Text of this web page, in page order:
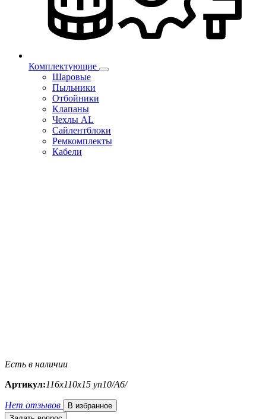
Комплектующие
Шаровые
Пыльники
Отбойники
Клапаны
Чехлы AL
Сайлентблоки
Ремкомплекты
Кабели
Есть в наличии
Артикул:116х110х15 уп10/A6/
Нет отзывов
В избранное